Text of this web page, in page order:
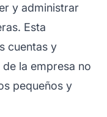
y administrar
Esta
cuentas y
la empresa no
pequeños y